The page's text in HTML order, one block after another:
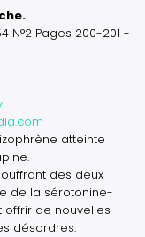
N°2 Pages 200-201 -
atteinte
des deux
de la sérotonine-
de nouvelles
désordres.